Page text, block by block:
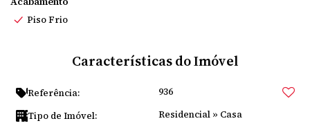
Piso Frio
Características do Imóvel
Referência: 936
Tipo de Imóvel: Residencial » Casa